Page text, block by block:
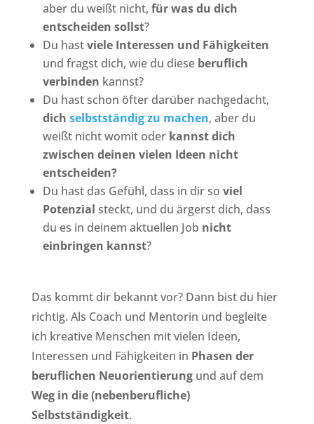
aber du weißt nicht, für was du dich
entscheiden sollst?
Du hastviele Interessen und Fähigkeiten
und fragst dich, wie du diese beruflich
verbinden kannst?
Du hast schon öfter darüber nachgedacht,
dich selbstständig zu machen, aber du
weißt nicht womit oder kannst dich
zwischen deinen vielen Ideen nicht
entscheiden?
Du hast das Gefühl, dass in dir so viel
Potenzial steckt, und du ärgerst dich, dass
du es in deinem aktuellen Job nicht
einbringen kannst?
Das kommt dir bekannt vor? Dann bist du hier
richtig. Als Coach und Mentorin und begleite
ich kreative Menschen mit vielen Ideen,
Interessen und Fähigkeiten in Phasen der
beruflichen Neuorientierungund auf dem
Weg in die (nebenberufliche)
Selbstständigkeit.